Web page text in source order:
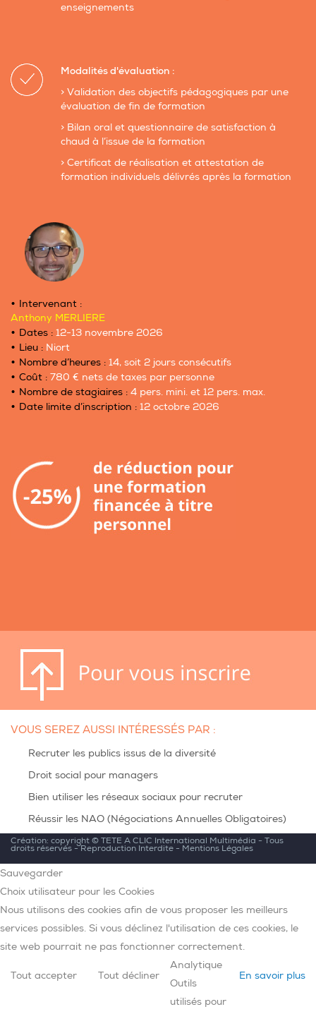
enseignements
Modalités d'évaluation :
> Validation des objectifs pédagogiques par une
évaluation de fin de formation
> Bilan oral et questionnaire de satisfaction à
chaud à l’issue de la formation
> Certificat de réalisation et attestation de
formation individuels délivrés après la formation
Intervenant :
Anthony MERLIERE
Dates : 12-13 novembre 2026
Lieu : Niort
Nombre d’heures : 14, soit 2 jours consécutifs
Coût : 780 € nets de taxes par personne
Nombre de stagiaires : 4 pers. mini. et 12 pers. max.
Date limite d’inscription : 12 octobre 2026
VOUS SEREZ AUSSI INTÉRESSÉS PAR :
Recruter les publics issus de la diversité
Droit social pour managers
Bien utiliser les réseaux sociaux pour recruter
Réussir les NAO (Négociations Annuelles Obligatoires)
Création: copyright ©TETE A CLIC International Multimédia - Tous
droits réservés - Reproduction Interdite - Mentions Légales
Sauvegarder
Choix utilisateur pour les Cookies
Nous utilisons des cookies afin de vous proposer les meilleurs
services possibles. Si vous déclinez l'utilisation de ces cookies, le
site web pourrait ne pas fonctionner correctement.
Tout accepter Tout décliner En savoir plus
Analytique
Outils
utilisés pour